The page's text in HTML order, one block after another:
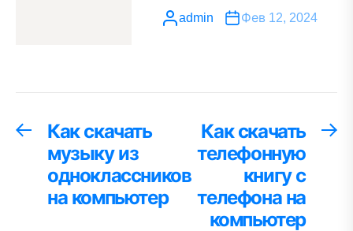
admin Фев 12, 2024
Навигация
записям
Предыдущая
запись:
Как скачать
музыку из
одноклассников
на компьютер
Как скачать
телефонную
книгу с
телефона на
компьютер